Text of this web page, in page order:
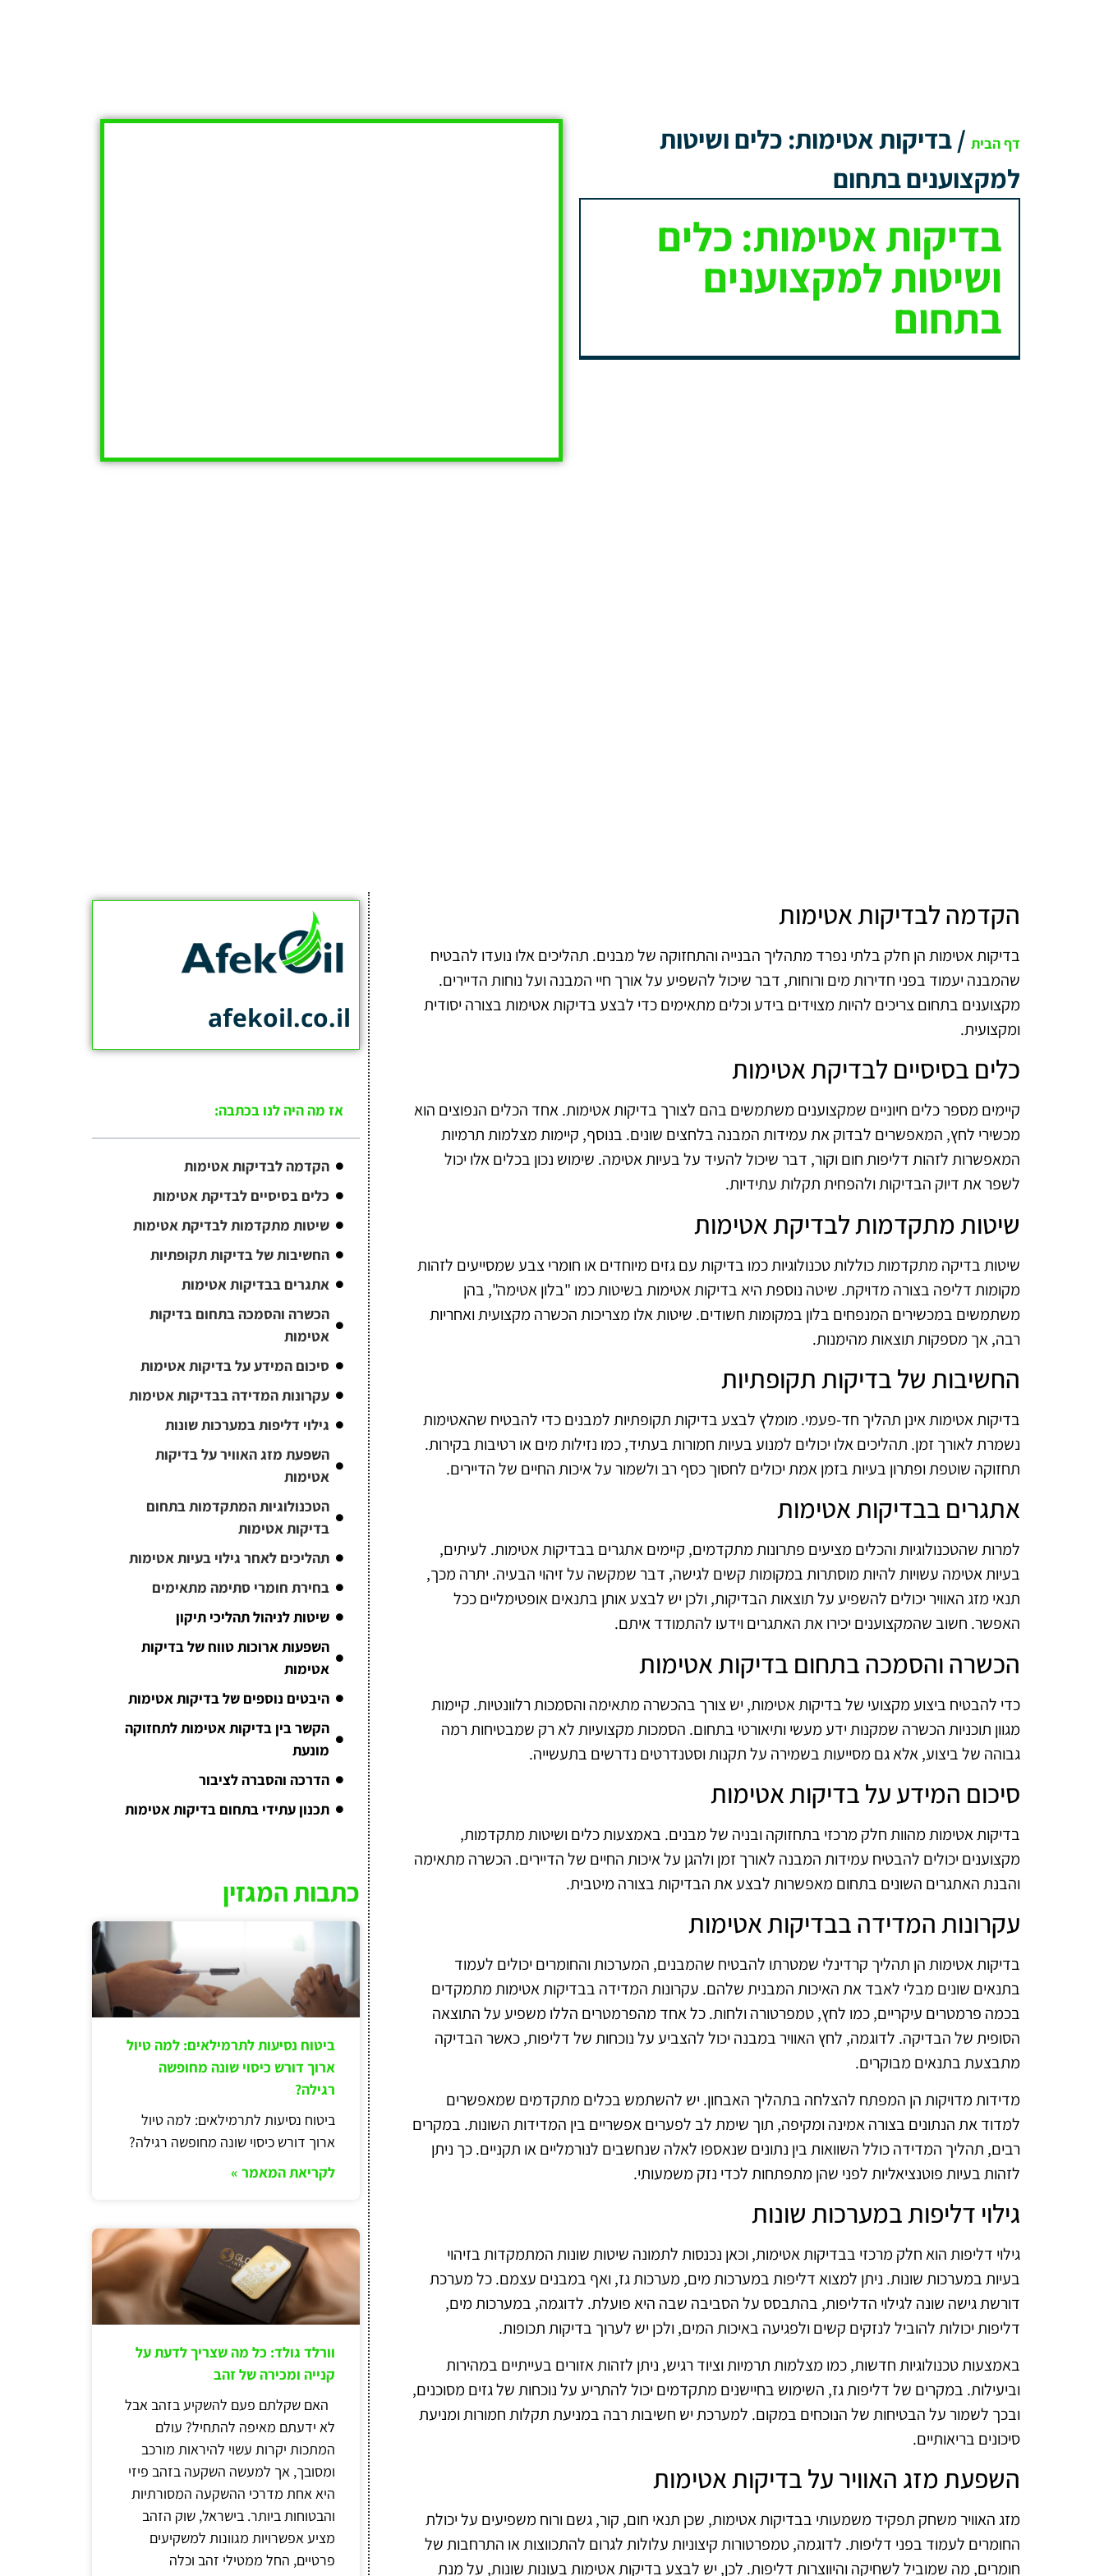
דף הבית /בדיקות אטימות: כלים ושיטות
למקצוענים בתחום
בדיקות אטימות: כלים
ושיטות למקצוענים
בתחום
הקדמה לבדיקות אטימות
בדיקות אטימות הן חלק בלתי נפרד מתהליך הבנייה והתחזוקה של מבנים. תהליכים אלו נועדו להבטיח
שהמבנה יעמוד בפני חדירות מים ורוחות, דבר שיכול להשפיע על אורך חיי המבנה ועל נוחות הדיירים.
מקצוענים בתחום צריכים להיות מצוידים בידע וכלים מתאימים כדי לבצע בדיקות אטימות בצורה יסודית
ומקצועית.
כלים בסיסיים לבדיקת אטימות
קיימים מספר כלים חיוניים שמקצוענים משתמשים בהם לצורך בדיקות אטימות. אחד הכלים הנפוצים הוא
מכשירי לחץ, המאפשרים לבדוק את עמידות המבנה בלחצים שונים. בנוסף, קיימות מצלמות תרמיות
המאפשרות לזהות דליפות חום וקור, דבר שיכול להעיד על בעיות אטימה. שימוש נכון בכלים אלו יכול
לשפר את דיוק הבדיקות ולהפחית תקלות עתידיות.
שיטות מתקדמות לבדיקת אטימות
שיטות בדיקה מתקדמות כוללות טכנולוגיות כמו בדיקות עם גזים מיוחדים או חומרי צבע שמסייעים לזהות
מקומות דליפה בצורה מדויקת. שיטה נוספת היא בדיקות אטימות בשיטות כמו "בלון אטימה", בהן
משתמשים במכשירים המנפחים בלון במקומות חשודים. שיטות אלו מצריכות הכשרה מקצועית ואחריות
רבה, אך מספקות תוצאות מהימנות.
החשיבות של בדיקות תקופתיות
בדיקות אטימות אינן תהליך חד-פעמי. מומלץ לבצע בדיקות תקופתיות למבנים כדי להבטיח שהאטימות
נשמרת לאורך זמן. תהליכים אלו יכולים למנוע בעיות חמורות בעתיד, כמו נזילות מים או רטיבות בקירות.
תחזוקה שוטפת ופתרון בעיות בזמן אמת יכולים לחסוך כסף רב ולשמור על איכות החיים של הדיירים.
אתגרים בבדיקות אטימות
למרות שהטכנולוגיות והכלים מציעים פתרונות מתקדמים, קיימים אתגרים בבדיקות אטימות. לעיתים,
בעיות אטימה עשויות להיות מוסתרות במקומות קשים לגישה, דבר שמקשה על זיהוי הבעיה. יתרה מכך,
תנאי מזג האוויר יכולים להשפיע על תוצאות הבדיקות, ולכן יש לבצע אותן בתנאים אופטימליים ככל
האפשר. חשוב שהמקצוענים יכירו את האתגרים וידעו להתמודד איתם.
הכשרה והסמכה בתחום בדיקות אטימות
כדי להבטיח ביצוע מקצועי של בדיקות אטימות, יש צורך בהכשרה מתאימה והסמכות רלוונטיות. קיימות
מגוון תוכניות הכשרה שמקנות ידע מעשי ותיאורטי בתחום. הסמכות מקצועיות לא רק שמבטיחות רמה
גבוהה של ביצוע, אלא גם מסייעות בשמירה על תקנות וסטנדרטים נדרשים בתעשייה.
סיכום המידע על בדיקות אטימות
בדיקות אטימות מהוות חלק מרכזי בתחזוקה ובניה של מבנים. באמצעות כלים ושיטות מתקדמות,
מקצוענים יכולים להבטיח עמידות המבנה לאורך זמן ולהגן על איכות החיים של הדיירים. הכשרה מתאימה
והבנת האתגרים השונים בתחום מאפשרות לבצע את הבדיקות בצורה מיטבית.
עקרונות המדידה בבדיקות אטימות
בדיקות אטימות הן תהליך קרדינלי שמטרתו להבטיח שהמבנים, המערכות והחומרים יכולים לעמוד
בתנאים שונים מבלי לאבד את האיכות המבנית שלהם. עקרונות המדידה בבדיקות אטימות מתמקדים
בכמה פרמטרים עיקריים, כמו לחץ, טמפרטורה ולחות. כל אחד מהפרמטרים הללו משפיע על התוצאה
הסופית של הבדיקה. לדוגמה, לחץ האוויר במבנה יכול להצביע על נוכחות של דליפות, כאשר הבדיקה
מתבצעת בתנאים מבוקרים.
מדידות מדויקות הן המפתח להצלחה בתהליך האבחון. יש להשתמש בכלים מתקדמים שמאפשרים
למדוד את הנתונים בצורה אמינה ומקיפה, תוך שימת לב לפערים אפשריים בין המדידות השונות. במקרים
רבים, תהליך המדידה כולל השוואות בין נתונים שנאספו לאלה שנחשבים לנורמליים או תקניים. כך ניתן
לזהות בעיות פוטנציאליות לפני שהן מתפתחות לכדי נזק משמעותי.
גילוי דליפות במערכות שונות
גילוי דליפות הוא חלק מרכזי בבדיקות אטימות, וכאן נכנסות לתמונה שיטות שונות המתמקדות בזיהוי
בעיות במערכות שונות. ניתן למצוא דליפות במערכות מים, מערכות גז, ואף במבנים עצמם. כל מערכת
דורשת גישה שונה לגילוי הדליפות, בהתבסס על הסביבה שבה היא פועלת. לדוגמה, במערכות מים,
דליפות יכולות להוביל לנזקים קשים ולפגיעה באיכות המים, ולכן יש לערוך בדיקות תכופות.
באמצעות טכנולוגיות חדשות, כמו מצלמות תרמיות וציוד רגיש, ניתן לזהות אזורים בעייתיים במהירות
וביעילות. במקרים של דליפות גז, השימוש בחיישנים מתקדמים יכול להתריע על נוכחות של גזים מסוכנים,
ובכך לשמור על הבטיחות של הנוכחים במקום. למערכת יש חשיבות רבה במניעת תקלות חמורות ומניעת
סיכונים בריאותיים.
השפעת מזג האוויר על בדיקות אטימות
מזג האוויר משחק תפקיד משמעותי בבדיקות אטימות, שכן תנאי חום, קור, גשם ורוח משפיעים על יכולת
החומרים לעמוד בפני דליפות. לדוגמה, טמפרטורות קיצוניות עלולות לגרום להתכווצות או התרחבות של
חומרים, מה שמוביל לשחיקה והיווצרות דליפות. לכן, יש לבצע בדיקות אטימות בעונות שונות, על מנת
afekoil.co.il
אז מה היה לנו בכתבה:
הקדמה לבדיקות אטימות
כלים בסיסיים לבדיקת אטימות
שיטות מתקדמות לבדיקת אטימות
החשיבות של בדיקות תקופתיות
אתגרים בבדיקות אטימות
הכשרה והסמכה בתחום בדיקות
אטימות
סיכום המידע על בדיקות אטימות
עקרונות המדידה בבדיקות אטימות
גילוי דליפות במערכות שונות
השפעת מזג האוויר על בדיקות
אטימות
הטכנולוגיות המתקדמות בתחום
בדיקות אטימות
תהליכים לאחר גילוי בעיות אטימות
בחירת חומרי סתימה מתאימים
שיטות לניהול תהליכי תיקון
השפעות ארוכות טווח של בדיקות
אטימות
היבטים נוספים של בדיקות אטימות
הקשר בין בדיקות אטימות לתחזוקה
מונעת
הדרכה והסברה לציבור
תכנון עתידי בתחום בדיקות אטימות
כתבות המגזין
ביטוח נסיעות לתרמילאים: למה טיול
ארוך דורש כיסוי שונה מחופשה
רגילה?
ביטוח נסיעות לתרמילאים: למה טיול
ארוך דורש כיסוי שונה מחופשה רגילה?
לקריאת המאמר »
וורלד גולד: כל מה שצריך לדעת על
קנייה ומכירה של זהב
האם שקלתם פעם להשקיע בזהב אבל
לא ידעתם מאיפה להתחיל? עולם
המתכות יקרות עשוי להיראות מורכב
ומסובך, אך למעשה השקעה בזהב פיזי
היא אחת מדרכי ההשקעה המסורתיות
והבטוחות ביותר. בישראל, שוק הזהב
מציע אפשרויות מגוונות למשקיעים
פרטיים, החל ממטילי זהב וכלה